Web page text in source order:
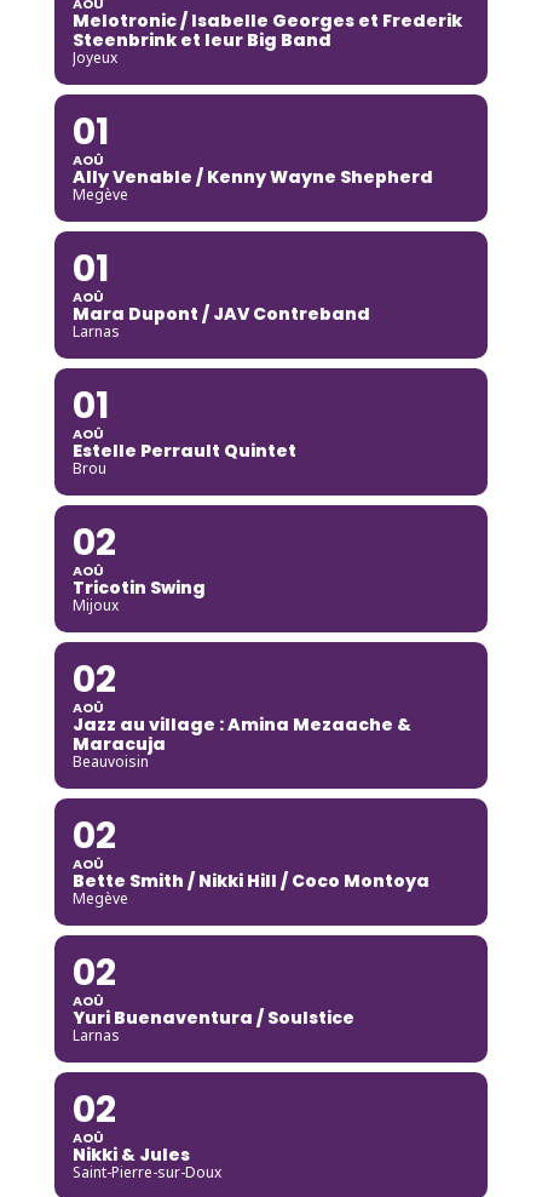
Melotronic / Isabelle Georges et Frederik
Steenbrink et leur Big Band
Joyeux
01
AOÛ
Ally Venable / Kenny Wayne Shepherd
Megève
01
AOÛ
Mara Dupont / JAV Contreband
Larnas
01
AOÛ
Estelle Perrault Quintet
Brou
02
AOÛ
Tricotin Swing
Mijoux
02
AOÛ
Jazz au village : Amina Mezaache &
Maracuja
Beauvoisin
02
AOÛ
Bette Smith / Nikki Hill / Coco Montoya
Megève
02
AOÛ
Yuri Buenaventura / Soulstice
Larnas
02
AOÛ
Nikki & Jules
Saint-Pierre-sur-Doux